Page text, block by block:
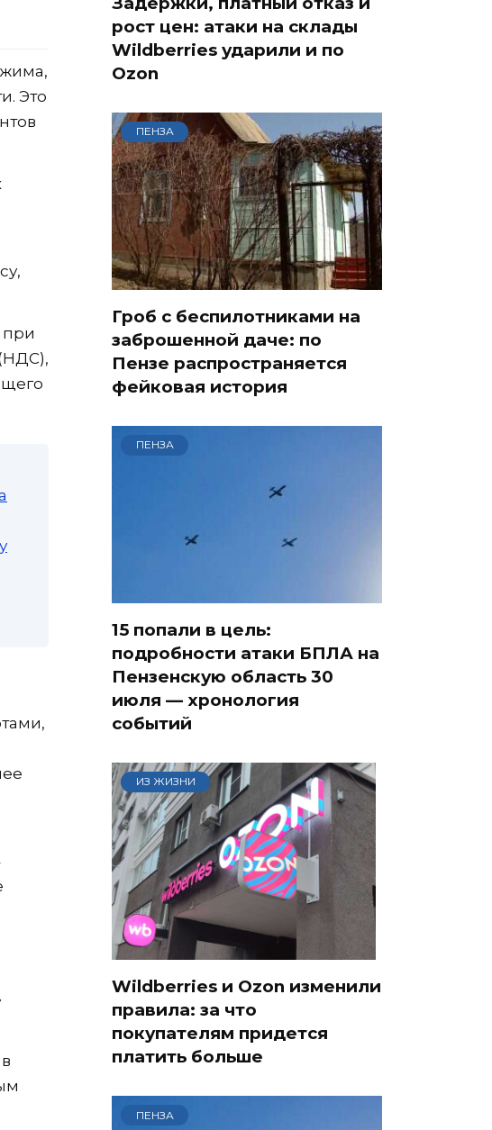
Это
при
рост цен: атаки на склады
Wildberries ударили и по
Ozon
ПЕНЗА
Гроб с беспилотниками на
заброшенной даче: по
Пензе распространяется
фейковая история
ПЕНЗА
15 попали в цель:
подробности атаки БПЛА на
Пензенскую область 30
июля — хронология
событий
ИЗ ЖИЗНИ
Wildberries и Ozon изменили
правила: за что
покупателям придется
платить больше
ПЕНЗА